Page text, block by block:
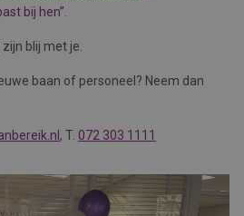
bij hen”.
blij met je.
baan of personeel? Neem dan
, T. 072 303 1111